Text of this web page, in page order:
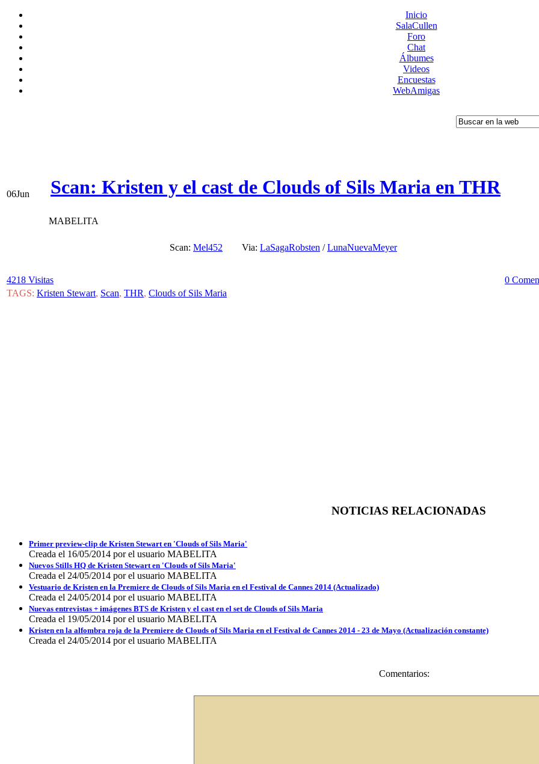
Inicio
SalaCullen
Foro
Chat
Álbumes
Videos
Encuestas
WebAmigas
06Jun Scan: Kristen y el cast de Clouds of Sils Maria en THR
MABELITA
Scan: Mel452 Via: LaSagaRobsten /LunaNuevaMeyer
4218 Visitas
0
TAGS: Kristen Stewart, Scan, THR, Clouds of Sils Maria
NOTICIAS RELACIONADAS
Primer preview-clip de Kristen Stewart en 'Clouds of Sils Maria'
Creada el 16/05/2014 por el usuario MABELITA
Nuevos Stills HQ de Kristen Stewart en 'Clouds of Sils Maria'
Creada el 24/05/2014 por el usuario MABELITA
Vestuario de Kristen en la Premiere de Clouds of Sils Maria en el Festival de Cannes 2014 (Actualizado)
Creada el 24/05/2014 por el usuario MABELITA
Nuevas entrevistas + imágenes BTS de Kristen y el cast en el set de Clouds of Sils Maria
Creada el 19/05/2014 por el usuario MABELITA
Kristen en la alfombra roja de la Premiere de Clouds of Sils Maria en el Festival de Cannes 2014 - 23 de Mayo (Actualización constante)
Creada el 24/05/2014 por el usuario MABELITA
Comentarios: